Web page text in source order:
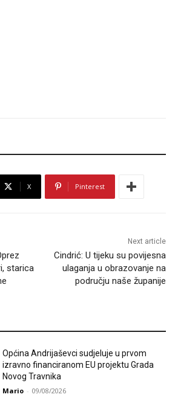
X Pinterest
starica
Next article
Cindrić: U tijeku su povijesna
ulaganja u obrazovanje na
području naše županije
Općina Andrijaševci sudjeluje u prvom
izravno financiranom EU projektu Grada
Novog Travnika
Mario - 09/08/2026